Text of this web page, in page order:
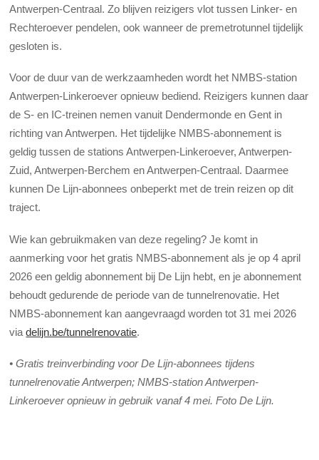
Antwerpen-Centraal. Zo blijven reizigers vlot tussen Linker- en
Rechteroever pendelen, ook wanneer de premetrotunnel tijdelijk
gesloten is.
Voor de duur van de werkzaamheden wordt het NMBS-station
Antwerpen-Linkeroever opnieuw bediend. Reizigers kunnen daar
de S- en IC-treinen nemen vanuit Dendermonde en Gent in
richting van Antwerpen. Het tijdelijke NMBS-abonnement is
geldig tussen de stations Antwerpen-Linkeroever, Antwerpen-
Zuid, Antwerpen-Berchem en Antwerpen-Centraal. Daarmee
kunnen De Lijn-abonnees onbeperkt met de trein reizen op dit
traject.
Wie kan gebruikmaken van deze regeling? Je komt in
aanmerking voor het gratis NMBS-abonnement als je op 4 april
2026 een geldig abonnement bij De Lijn hebt, en je abonnement
behoudt gedurende de periode van de tunnelrenovatie. Het
NMBS-abonnement kan aangevraagd worden tot 31 mei 2026
viadelijn.be/tunnelrenovatie.
• Gratis treinverbinding voor De Lijn-abonnees tijdens
tunnelrenovatie Antwerpen;NMBS-station Antwerpen-
Linkeroever opnieuw in gebruik vanaf 4 mei. Foto De Lijn.